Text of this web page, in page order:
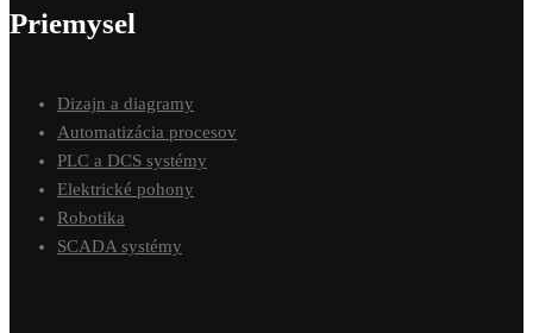
Priemysel
Dizajn a diagramy
Automatizácia procesov
PLC a DCS systémy
Elektrické pohony
Robotika
SCADA systémy